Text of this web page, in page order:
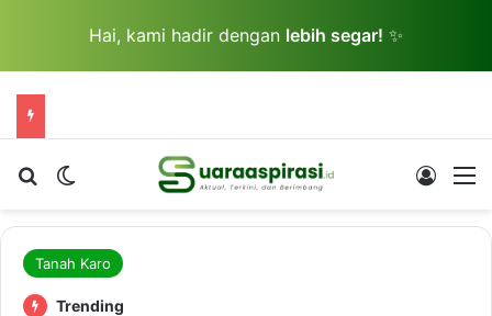
Hai, kami hadir dengan lebih segar! ✨
Cari berita...Switch skin Log In
Tanah Karo
Trending